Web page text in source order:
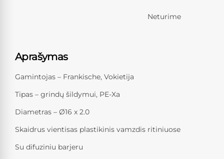
Neturime
Aprašymas
Gamintojas – Frankische, Vokietija
Tipas – grindų šildymui, PE-Xa
Diametras – Ø16 x 2.0
Skaidrus vientisas plastikinis vamzdis ritiniuose
Su difuziniu barjeru